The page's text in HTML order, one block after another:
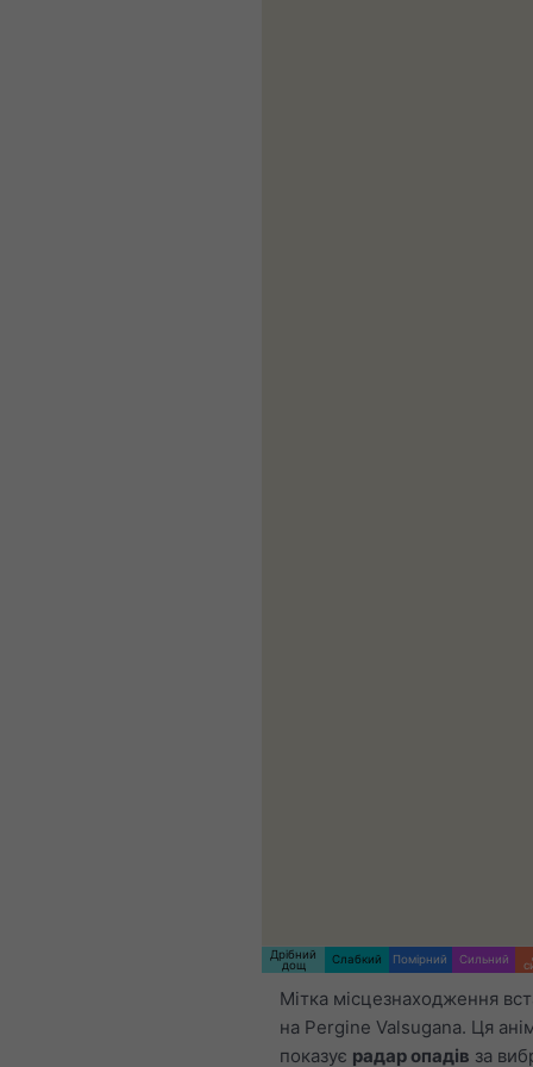
Дрібний
дощ
Слабкий Помірний Сильний
Мітка місцезнаходження
на Pergine Valsugana. Ця
показує радар опадів за